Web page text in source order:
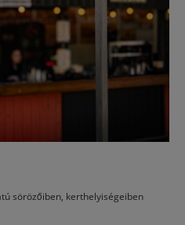
sörözőiben, kerthelyiségeiben